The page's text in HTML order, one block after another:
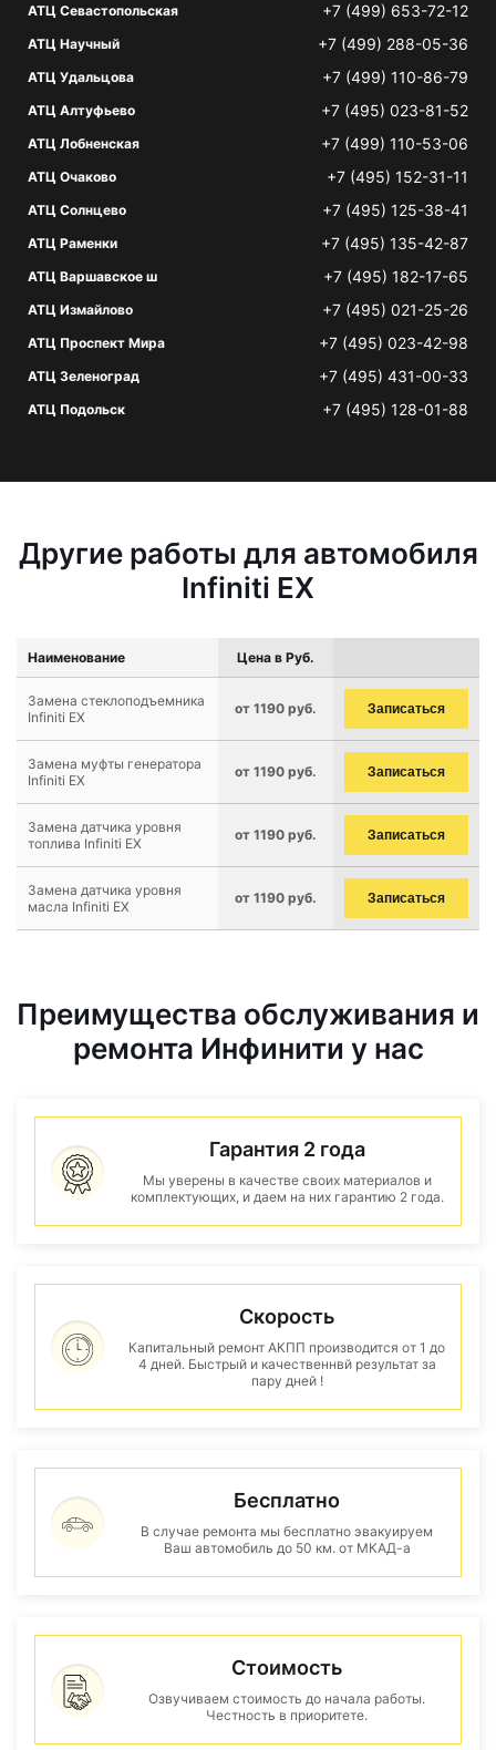
АТЦ Севастопольская +7 (499) 653-72-12
АТЦ Научный +7 (499) 288-05-36
АТЦ Удальцова +7 (499) 110-86-79
АТЦ Алтуфьево +7 (495) 023-81-52
АТЦ Лобненская +7 (499) 110-53-06
АТЦ Очаково +7 (495) 152-31-11
АТЦ Солнцево +7 (495) 125-38-41
АТЦ Раменки +7 (495) 135-42-87
АТЦ Варшавское ш +7 (495) 182-17-65
АТЦ Измайлово +7 (495) 021-25-26
АТЦ Проспект Мира +7 (495) 023-42-98
АТЦ Зеленоград +7 (495) 431-00-33
АТЦ Подольск +7 (495) 128-01-88
Другие работы для автомобиля
Infiniti EX
Наименование Цена в Руб.
Замена стеклоподъемника
Infiniti EX
от 1190 руб. Записаться
Замена муфты генератора
Infiniti EX
от 1190 руб. Записаться
Замена датчика уровня
топлива Infiniti EX
от 1190 руб. Записаться
Замена датчика уровня
масла Infiniti EX
от 1190 руб. Записаться
Преимущества обслуживания и
ремонта Инфинити у нас
Гарантия 2 года
Мы уверены в качестве своих материалов и
комплектующих, и даем на них гарантию 2 года.
Скорость
Капитальный ремонт АКПП производится от 1 до
4 дней. Быстрый и качественнвй результат за
пару дней !
Бесплатно
В случае ремонта мы бесплатно эвакуируем
Ваш автомобиль до 50 км. от МКАД-а
Стоимость
Озвучиваем стоимость до начала работы.
Честность в приоритете.